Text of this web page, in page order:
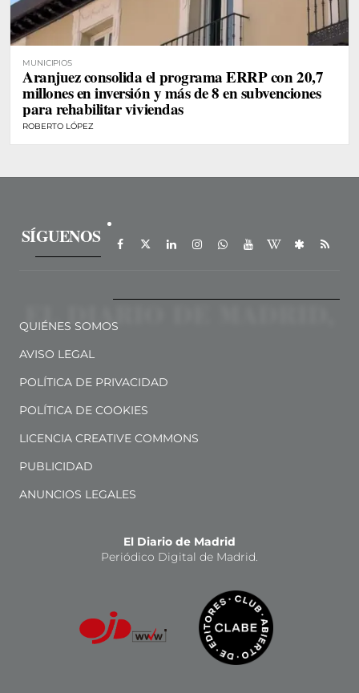
MUNICIPIOS
Aranjuez consolida el programa ERRP con 20,7
millones en inversión y más de 8 en subvenciones
para rehabilitar viviendas
ROBERTO LÓPEZ
SÍGUENOS
QUIÉNES SOMOS
AVISO LEGAL
POLÍTICA DE PRIVACIDAD
POLÍTICA DE COOKIES
LICENCIA CREATIVE COMMONS
PUBLICIDAD
ANUNCIOS LEGALES
El Diario de Madrid
Periódico Digital de Madrid.